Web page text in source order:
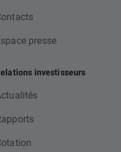
presse
investisseurs